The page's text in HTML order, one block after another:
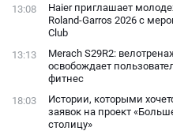
13:08
Haier приглашает
Roland-Garros 2026 с
Club
13:13
Merach S29R2:
освобождает
фитнес
18:03
Истории, которыми
заявок на проект
столицу»